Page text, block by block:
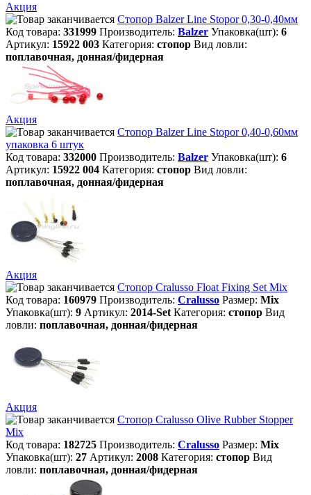
Акция
Стопор Balzer Line Stopor 0,30-0,40мм
Код товара: 331999 Производитель: Balzer Упаковка(шт): 6
Артикул: 15922 003 Категория: стопор Вид ловли:
поплавочная, донная/фидерная
Акция
Стопор Balzer Line Stopor 0,40-0,60мм
упаковка 6 штук
Код товара: 332000 Производитель: Balzer Упаковка(шт): 6
Артикул: 15922 004 Категория: стопор Вид ловли:
поплавочная, донная/фидерная
Акция
Стопор Cralusso Float Fixing Set Mix
Код товара: 160979 Производитель: Cralusso Размер: Mix
Упаковка(шт): 9 Артикул: 2014-Set Категория: стопор Вид
ловли: поплавочная, донная/фидерная
Акция
Стопор Cralusso Olive Rubber Stopper
Mix
Код товара: 182725 Производитель: Cralusso Размер: Mix
Упаковка(шт): 27 Артикул: 2008 Категория: стопор Вид
ловли: поплавочная, донная/фидерная